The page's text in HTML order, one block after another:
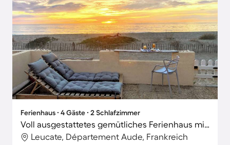
Ferienhaus ∙ 4 Gäste ∙ 2 Schlafzimmer
Voll ausgestattetes gemütliches Ferienhaus mit Terrasse | Naturblick | Nah am Strand | Hunde erlaubt
Leucate, Département Aude, Frankreich